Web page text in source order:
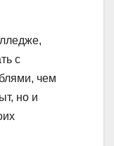
с
чем
но и